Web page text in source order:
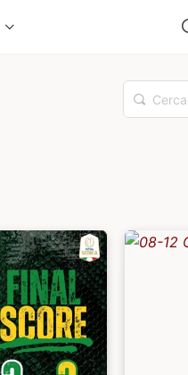
Cerca
Foto…